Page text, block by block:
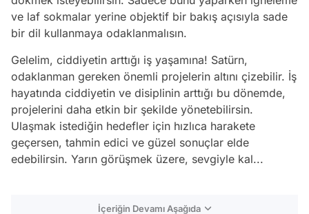
ve laf sokmalar yerine objektif bir bakış açısıyla sade
bir dil kullanmaya odaklanmalısın.
Gelelim, ciddiyetin arttığı iş yaşamına! Satürn,
odaklanman gereken önemli projelerin altını çizebilir. İş
hayatında ciddiyetin ve disiplinin arttığı bu dönemde,
projelerini daha etkin bir şekilde yönetebilirsin.
Ulaşmak istediğin hedefler için hızlıca harakete
geçersen, tahmin edici ve güzel sonuçlar elde
edebilirsin. Yarın görüşmek üzere, sevgiyle kal...
İçeriğin Devamı Aşağıda